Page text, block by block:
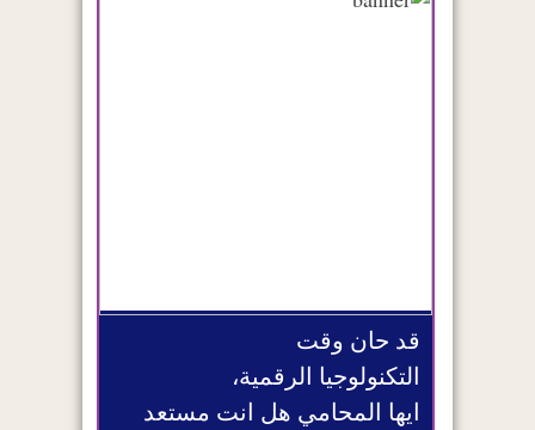
قد حان وقت
التكنولوجيا الرقمية،
ايها المحامي هل انت مستعد